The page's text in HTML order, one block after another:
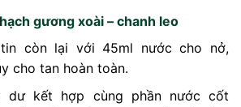
gương xoài – chanh leo
còn lại với 45ml nước cho nở,
cho tan hoàn toàn.
dư kết hợp cùng phần nước cốt